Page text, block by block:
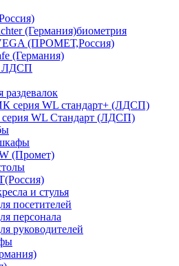
(Германия)биометрия
(ПРОМЕТ,Россия)
(Германия)
ЛДСП
серия WL стандарт+ (ЛДСП)
серия WL Стандарт (ЛДСП)
(Промет)
и стулья
посетителей
персонала
руководителей